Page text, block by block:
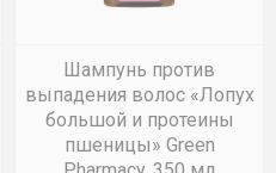
Шампунь против
выпадения волос «Лопух
большой и протеины
пшеницы» Green